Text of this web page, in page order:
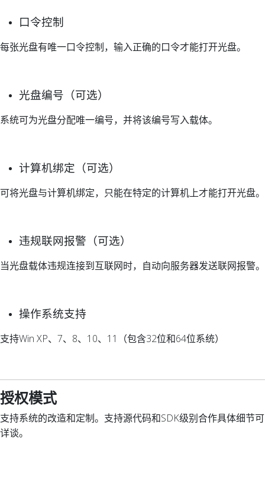
口令控制
每张光盘有唯一口令控制，输入正确的口令才能打开光盘。
光盘编号（可选）
系统可为光盘分配唯一编号，并将该编号写入载体。
计算机绑定（可选）
可将光盘与计算机绑定，只能在特定的计算机上才能打开光盘。
违规联网报警（可选）
当光盘载体违规连接到互联网时，自动向服务器发送联网报警。
操作系统支持
支持Win XP、7、8、10、11（包含32位和64位系统）
授权模式
支持系统的改造和定制。支持源代码和SDK级别合作具体细节可
详谈。